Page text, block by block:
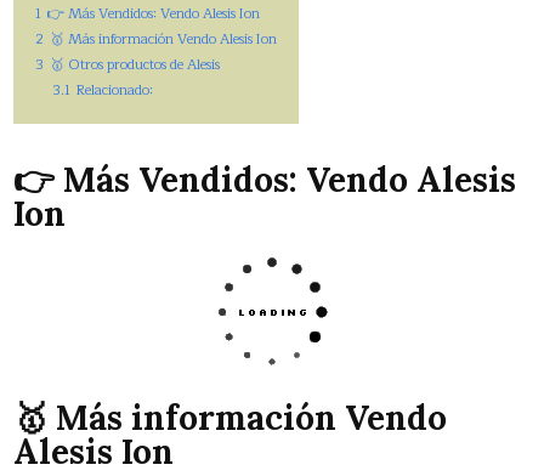
1 👉 Más Vendidos: Vendo Alesis Ion
2 🥇 Más información Vendo Alesis Ion
3 🥇 Otros productos de Alesis
3.1 Relacionado:
👉 Más Vendidos: Vendo Alesis
Ion
🥇 Más información Vendo
Alesis Ion